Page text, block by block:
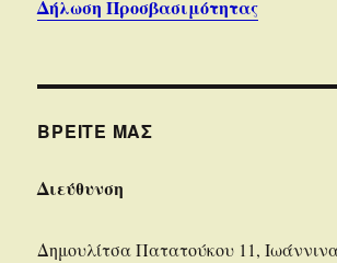
Δήλωση Προσβασιμότητας
ΒΡΕΊΤΕ ΜΑΣ
Διεύθυνση
Δημουλίτσα Πατατούκου 11,